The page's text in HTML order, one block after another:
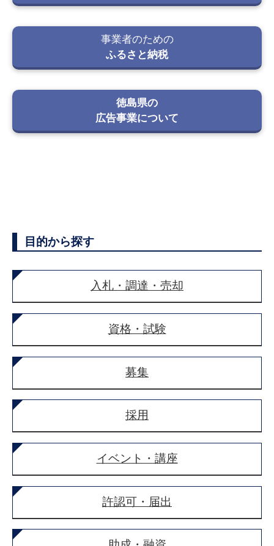
事業者のための
ふるさと納税
徳島県の
広告事業について
目的から探す
入札・調達・売却
資格・試験
募集
採用
イベント・講座
許認可・届出